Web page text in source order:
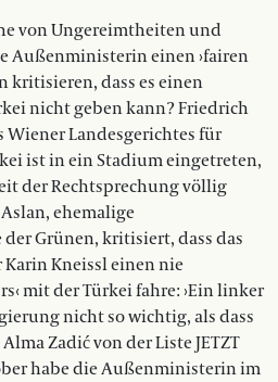
von Ungereimtheiten und
Außenministerin einen ›fairen
kritisieren, dass es einen
nicht geben kann? Friedrich
Wiener Landesgerichtes für
ist in ein Stadium eingetreten,
der Rechtsprechung völlig
ehemalige
Grünen, kritisiert, dass das
Kneissl einen nie
mit der Türkei fahre: ›Ein linker
nicht so wichtig, als dass
Zadić von der Liste JETZT
habe die Außenministerin im